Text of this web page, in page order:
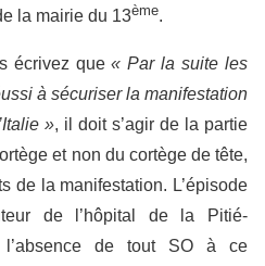
la mairie du 13ème.
écrivez que«Par la suite les
à sécuriser la manifestation
», il doit s’agir de la partie
et non du cortège de tête,
de la manifestation. L’épisode
de l’hôpital de la Pitié-
l’absence de tout SO à ce